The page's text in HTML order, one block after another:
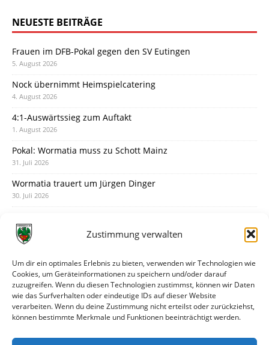
Zustimmung verwalten
Um dir ein optimales Erlebnis zu bieten, verwenden wir Technologien wie
Cookies, um Geräteinformationen zu speichern und/oder darauf
zuzugreifen. Wenn du diesen Technologien zustimmst, können wir Daten
wie das Surfverhalten oder eindeutige IDs auf dieser Website
verarbeiten. Wenn du deine Zustimmung nicht erteilst oder zurückziehst,
können bestimmte Merkmale und Funktionen beeinträchtigt werden.
NEUESTE BEITRÄGE
Frauen im DFB-Pokal gegen den SV Eutingen
5. August 2026
Nock übernimmt Heimspielcatering
4. August 2026
4:1-Auswärtssieg zum Auftakt
1. August 2026
Pokal: Wormatia muss zu Schott Mainz
31. Juli 2026
Wormatia trauert um Jürgen Dinger
30. Juli 2026
28. Juli 2026
28. Juli 2026
Neue Podcast-Folge: So tickt Björn!
27. Juli 2026
Eindrücke vom Stadionfest